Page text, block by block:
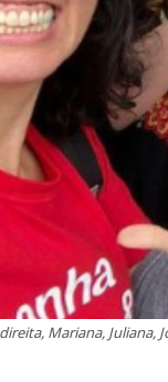
Mariana,